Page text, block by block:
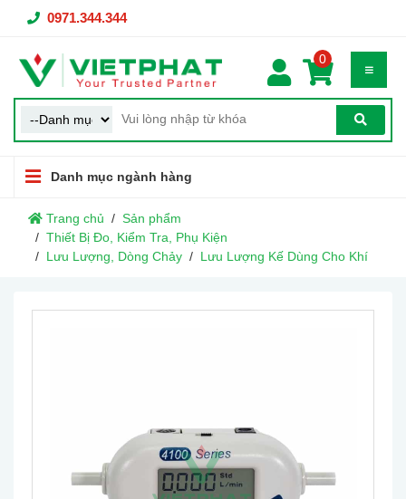
0971.344.344
0
Danh mục ngành hàng
Trang chủ
Sản phẩm
Thiết Bị Đo, Kiểm Tra, Phụ Kiện
Lưu Lượng, Dòng Chảy
Lưu Lượng Kế Dùng Cho Khí